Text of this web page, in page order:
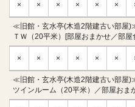
× × × × × ×
≪旧館・玄水亭(木造2階建古い部屋
ＴＷ（20平米）[部屋おまかせ／部
× × × × × ×
≪旧館・玄水亭(木造2階建古い部屋
ツインルーム（20平米）／部屋おま